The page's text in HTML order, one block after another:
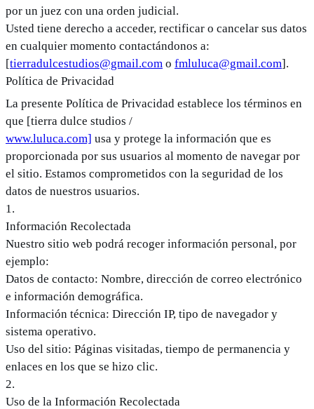
por un juez con una orden judicial.
Usted tiene derecho a acceder, rectificar o cancelar sus datos
en cualquier momento contactándonos a:
[tierradulcestudios@gmail.com o fmluluca@gmail.com].
Política de Privacidad
La presente Política de Privacidad establece los términos en
que [tierra dulce studios /
www.luluca.com] usa y protege la información que es
proporcionada por sus usuarios al momento de navegar por
el sitio. Estamos comprometidos con la seguridad de los
datos de nuestros usuarios.
1 .
Información Recolectada
Nuestro sitio web podrá recoger información personal, por
ejemplo:
Datos de contacto: Nombre, dirección de correo electrónico
e información demográfica.
Información técnica: Dirección IP, tipo de navegador y
sistema operativo.
Uso del sitio: Páginas visitadas, tiempo de permanencia y
enlaces en los que se hizo clic.
2.
Uso de la Información Recolectada